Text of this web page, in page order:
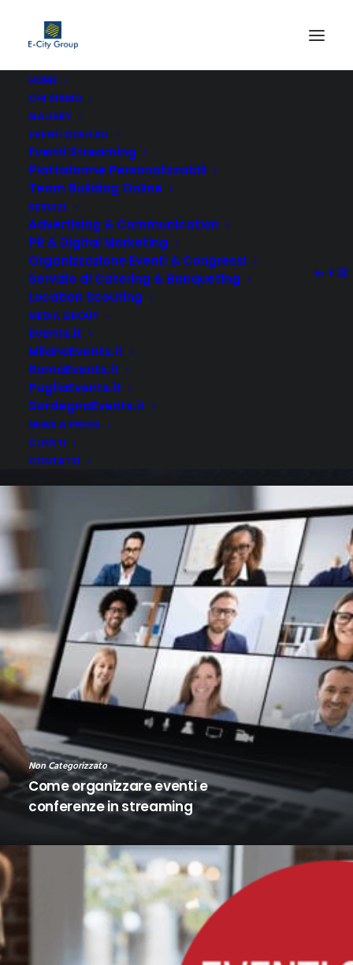
HOME
CHI SIAMO
GALLERY
EVENTI DIGITALI
Eventi Streaming
Piattaforme Personalizzabili
Team Building Online
SERVIZI
Advertising & Communication
PR & Digital Marketing
Organizzazione Eventi & Congressi
Servizio di Catering & Banqueting
Location Scouting
MEDIA GROUP
Events.it
MilanoEvents.it
RomaEvents.it
PugliaEvents.it
SardegnaEvents.it
NEWS & PRESS
CLIENTI
CONTATTI
Non Categorizzato
Come organizzare un Evento
Online, ecco i nostri consigli
Non Categorizzato
Come organizzare eventi e
conferenze in streaming